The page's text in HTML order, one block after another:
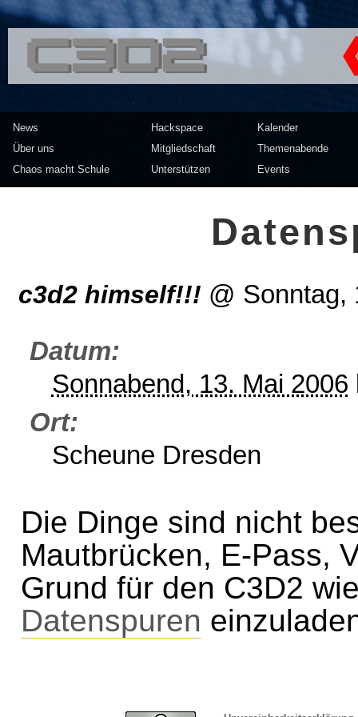
<<</>> Chaos Computer
News
Über uns
Chaos macht Schule
Hackspace
Mitgliedschaft
Unterstützen
Kalender
Themenabende
Events
c3d2 himself!!! @ Sonntag,
Datum
Sonnabend, 13. Mai 2006
Ort
Scheune Dresden
Die Dinge sind nicht
Mautbrücken, E-Pass,
Grund für den C3D2
Datenspuren